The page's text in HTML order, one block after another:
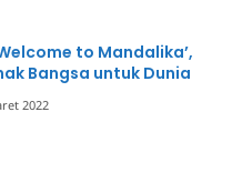
to Mandalika’,
Bangsa untuk Dunia
2022